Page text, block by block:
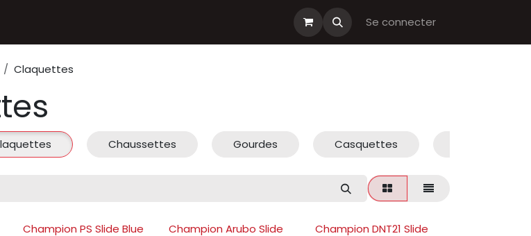
Boutiques Club Se connecter
Claquettes
Chaussettes Gourdes Casquettes
Champion PS Slide Blue Champion Arubo Slide Champion DNT21 Slide